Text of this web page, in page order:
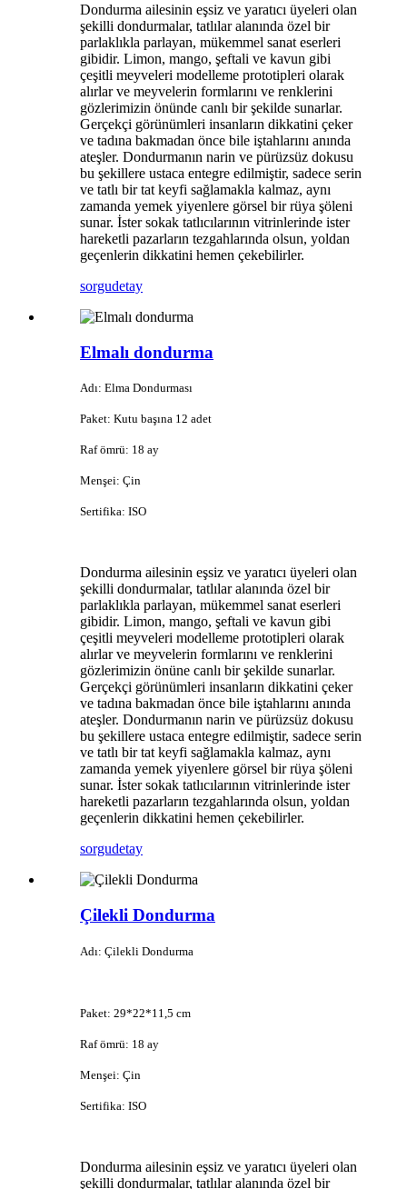
Dondurma ailesinin eşsiz ve yaratıcı üyeleri olan
şekilli dondurmalar, tatlılar alanında özel bir
parlaklıkla parlayan, mükemmel sanat eserleri
gibidir. Limon, mango, şeftali ve kavun gibi
çeşitli meyveleri modelleme prototipleri olarak
alırlar ve meyvelerin formlarını ve renklerini
gözlerimizin önünde canlı bir şekilde sunarlar.
Gerçekçi görünümleri insanların dikkatini çeker
ve tadına bakmadan önce bile iştahlarını anında
ateşler. Dondurmanın narin ve pürüzsüz dokusu
bu şekillere ustaca entegre edilmiştir, sadece serin
ve tatlı bir tat keyfi sağlamakla kalmaz, aynı
zamanda yemek yiyenlere görsel bir rüya şöleni
sunar. İster sokak tatlıcılarının vitrinlerinde ister
hareketli pazarların tezgahlarında olsun, yoldan
geçenlerin dikkatini hemen çekebilirler.​
sorgudetay
Elmalı dondurma
Adı: Elma Dondurması
Paket: Kutu başına 12 adet
Raf ömrü: 18 ay
Menşei: Çin
Sertifika: ISO
Dondurma ailesinin eşsiz ve yaratıcı üyeleri olan
şekilli dondurmalar, tatlılar alanında özel bir
parlaklıkla parlayan, mükemmel sanat eserleri
gibidir. Limon, mango, şeftali ve kavun gibi
çeşitli meyveleri modelleme prototipleri olarak
alırlar ve meyvelerin formlarını ve renklerini
gözlerimizin önüne canlı bir şekilde sunarlar.
Gerçekçi görünümleri insanların dikkatini çeker
ve tadına bakmadan önce bile iştahlarını anında
ateşler. Dondurmanın narin ve pürüzsüz dokusu
bu şekillere ustaca entegre edilmiştir, sadece serin
ve tatlı bir tat keyfi sağlamakla kalmaz, aynı
zamanda yemek yiyenlere görsel bir rüya şöleni
sunar. İster sokak tatlıcılarının vitrinlerinde ister
hareketli pazarların tezgahlarında olsun, yoldan
geçenlerin dikkatini hemen çekebilirler.
sorgudetay
Çilekli Dondurma
Adı: Çilekli Dondurma
Paket: 29*22*11,5 cm
Raf ömrü: 18 ay
Menşei: Çin
Sertifika: ISO
Dondurma ailesinin eşsiz ve yaratıcı üyeleri olan
şekilli dondurmalar, tatlılar alanında özel bir